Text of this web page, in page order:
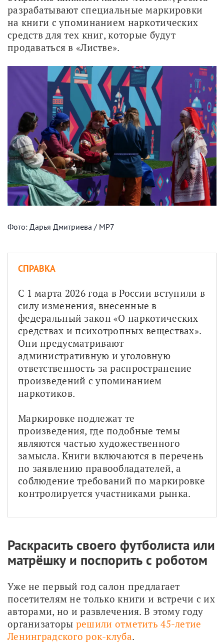
разрабатывают специальные маркировки
на книги с упоминанием наркотических
средств для тех книг, которые будут
продаваться в «Листве».
Фото: Дарья Дмитриева / МР7
СПРАВКА
С 1 марта 2026 года в России вступили в
силу изменения, внесенные в
федеральный закон «О наркотических
средствах и психотропных веществах».
Они предусматривают
административную и уголовную
ответственность за распространение
произведений с упоминанием
наркотиков.
Маркировке подлежат те
произведения, где подобные темы
являются частью художественного
замысла. Книги включаются в перечень
по заявлению правообладателей, а
соблюдение требований по маркировке
контролируется участниками рынка.
Раскрасить своего футболиста или
матрёшку и поспорить с роботом
Уже не первый год салон предлагает
посетителям не только книги и встречи с их
авторами, но и развлечения. В этому году
организаторы решили отметить 45-летие
Ленинградского рок-клуба.